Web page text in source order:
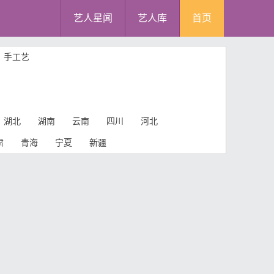
艺人星闻 艺人库 首页
手工艺
湖北 湖南 云南 四川 河北
青海 宁夏 新疆